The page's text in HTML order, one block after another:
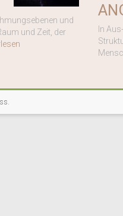
und
und Zeit, der
In
.